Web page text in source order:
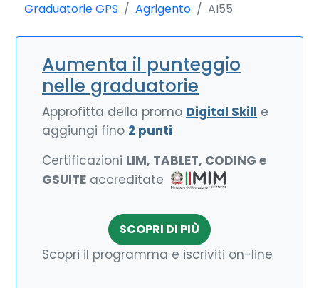
Graduatorie GPS Agrigento AI55
Aumenta il punteggio
nelle graduatorie
Approfitta della promo Digital Skill e
aggiungi fino 2 punti
Certificazioni LIM, TABLET, CODING e
GSUITE accreditate
SCOPRI DI PIÙ
Scopri il programma e iscriviti on-line